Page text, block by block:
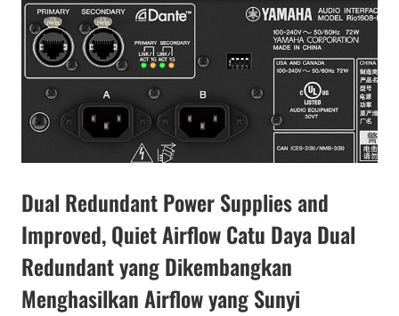
Dual Redundant Power Supplies and
Improved, Quiet Airflow Catu Daya Dual
Redundant yang Dikembangkan
Menghasilkan Airflow yang Sunyi